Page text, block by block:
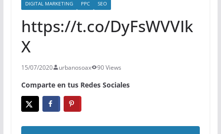
DIGITAL MARKETING PPC SEO
https://t.co/DyFsWVVIk
X
15/07/2020 urbanosoax 90 Views
Comparte en tus Redes Sociales